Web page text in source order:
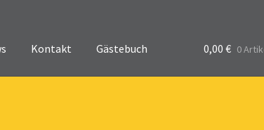
Kontakt Gästebuch 0,00 € 0